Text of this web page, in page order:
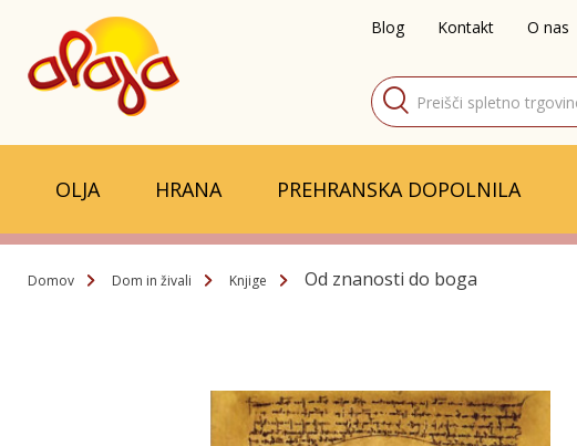
Blog Kontakt O nas
Products
search
OLJA HRANA PREHRANSKA DOPOLNILA
Domov Dom in živali Knjige Od znanosti do boga